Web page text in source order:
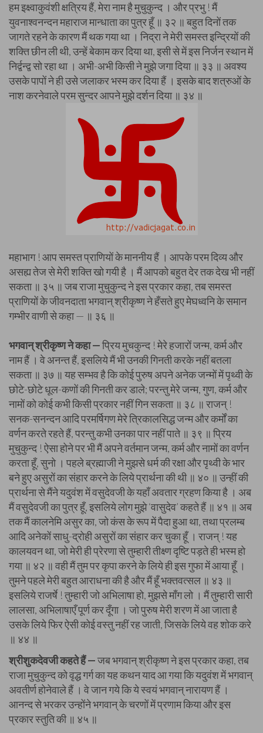
हम इक्ष्वाकुवंशी क्षत्रिय हैं, मेरा नाम है मुचुकुन्द । और प्रभु ! मैं
युवनाश्वनन्दन महाराज मान्धाता का पुत्र हूँ ॥ ३२ ॥ बहुत दिनों तक
जागते रहने के कारण मैं थक गया था । निद्रा ने मेरी समस्त इन्द्रियों की
शक्ति छीन ली थी, उन्हें बेकाम कर दिया था, इसी से में इस निर्जन स्थान में
निर्द्वन्द्व सो रहा था । अभी-अभी किसी ने मुझे जगा दिया ॥ ३३ ॥ अवश्य
उसके पापों ने ही उसे जलाकर भस्म कर दिया हैं । इसके बाद शत्रुओं के
नाश करनेवाले परम सुन्दर आपने मुझे दर्शन दिया ॥ ३४ ॥
महाभाग ! आप समस्त प्राणियों के माननीय हैं । आपके परम दिव्य और
असह्य तेज से मेरी शक्ति खो गयी है । मैं आपको बहुत देर तक देख भी नहीं
सकता ॥ ३५ ॥ जब राजा मुचुकुन्द ने इस प्रकार कहा, तब समस्त
प्राणियों के जीवनदाता भगवान् श्रीकृष्ण ने हँसते हुए मेघध्वनि के समान
गम्भीर वाणी से कहा — ॥ ३६ ॥
भगवान् श्रीकृष्ण ने कहा —प्रिय मुचकुन्द ! मेरे हजारों जन्म, कर्म और
नाम हैं । वे अनन्त हैं, इसलिये मैं भी उनकी गिनती करके नहीं बतला
सकता ॥ ३७ ॥ यह सम्भव है कि कोई पुरुष अपने अनेक जन्मों में पृथ्वी के
छोटे-छोटे धूल-कणों की गिनती कर डाले; परन्तु मेरे जन्म, गुण, कर्म और
नामों को कोई कभी किसी प्रकार नहीं गिन सकता ॥ ३८ ॥ राजन् !
सनक-सनन्दन आदि परमर्षिगण मेरे त्रिकालसिद्ध जन्म और कर्मों का
वर्णन करते रहते हैं, परन्तु कभी उनका पार नहीं पाते ॥ ३९ ॥ प्रिय
मुचुकुन्द ! ऐसा होने पर भी मैं अपने वर्तमान जन्म, कर्म और नामों का वर्णन
करता हूँ, सुनो । पहले ब्रह्माजी ने मुझसे धर्म की रक्षा और पृथ्वी के भार
बने हुए असुरों का संहार करने के लिये प्रार्थना की थी ॥ ४० ॥ उन्हीं की
प्रार्थना से मैंने यदुवंश में वसुदेवजी के यहाँ अवतार ग्रहण किया है । अब
मैं वसुदेवजी का पुत्र हूँ, इसलिये लोग मुझे ‘वासुदेव’ कहते हैं ॥ ४१ ॥ अब
तक मैं कालनेमि असुर का, जो कंस के रूप में पैदा हुआ था, तथा प्रलम्ब
आदि अनेकों साधु-द्रोही असुरों का संहार कर चुका हूँ । राजन् ! यह
कालयवन था, जो मेरी ही प्रेरणा से तुम्हारी तीक्ष्ण दृष्टि पड़ते ही भस्म हो
गया ॥ ४२ ॥ वही मैं तुम पर कृपा करने के लिये ही इस गुफा में आया हूँ ।
तुमने पहले मेरी बहुत आराधना की है और मैं हूँ भक्तवत्सल ॥ ४३ ॥
इसलिये राजर्षे ! तुम्हारी जो अभिलाषा हो, मुझसे माँग लो । मैं तुम्हारी सारी
लालसा, अभिलाषाएँ पूर्ण कर दूँगा । जो पुरुष मेरी शरण में आ जाता है
उसके लिये फिर ऐसी कोई वस्तु नहीं रह जाती, जिसके लिये वह शोक करे
॥ ४४ ॥
श्रीशुकदेवजी कहते हैं —जब भगवान् श्रीकृष्ण ने इस प्रकार कहा, तब
राजा मुचुकुन्द को वृद्ध गर्ग का यह कथन याद आ गया कि यदुवंश में भगवान्
अवतीर्ण होनेवाले हैं । वे जान गये कि ये स्वयं भगवान् नारायण हैं ।
आनन्द से भरकर उन्होंने भगवान् के चरणों में प्रणाम किया और इस
प्रकार स्तुति की ॥ ४५ ॥